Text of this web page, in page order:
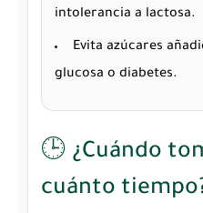
intolerancia a lactosa.
Evita azúcares
glucosa o diabetes.
🕒 ¿Cuándo
cuánto